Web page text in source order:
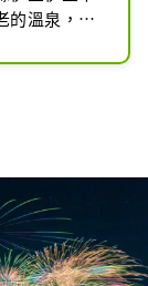
的溫泉，被
，河岸兩旁
吸引了許
8月20日及
，屆時將
還有散步
點。